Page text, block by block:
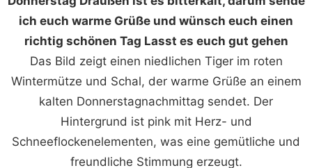
ich euch warme Grüße und wünsch euch einen
richtig schönen Tag Lasst es euch gut gehen
Das Bild zeigt einen niedlichen Tiger im roten
Wintermütze und Schal, der warme Grüße an einem
kalten Donnerstagnachmittag sendet. Der
Hintergrund ist pink mit Herz- und
Schneeflockenelementen, was eine gemütliche und
freundliche Stimmung erzeugt.